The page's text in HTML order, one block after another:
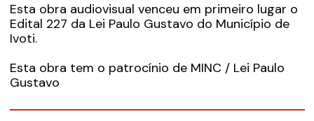
Esta obra audiovisual venceu em primeiro lugar o
Edital 227 da Lei Paulo Gustavo do Município de
Ivoti.
Esta obra tem o patrocínio de MINC / Lei Paulo
Gustavo